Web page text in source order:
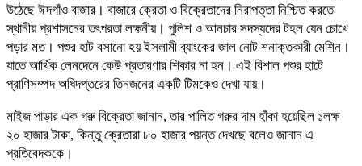
উঠেছে ঈদগাঁও বাজার। বাজারে ক্রেতা ও বিক্রেতাদের নিরাপত্তা নিশ্চিত করতে
স্থানীয় প্রশাসনের তৎপরতা লক্ষনীয়। পুলিশ ও আনচার সদস্যদের টহল যেন চোখে
পড়ার মত। পশুর হাট বসানো হয় ইসলামী ব্যাংকের জাল নোট শনাক্তকারী মেশিন।
যাতে আর্থিক লেনদেনে কেউ প্রতারণার শিকার না হন। এই বিশাল পশুর হাটে
প্রাণিসম্পদ অধিদপ্তরের তিনজনের একটি টিমকেও দেখা যায়।
মাইজ পাড়ার এক গরু বিক্রেতা জানান, তার পালিত গরুর দাম হাঁকা হয়েছিল ১লক্ষ
২০ হাজার টাকা, কিন্তু ক্রেতারা ৮০ হাজার পয়ন্ত দেখছে বলেও জানান এ
প্রতিবেদককে।